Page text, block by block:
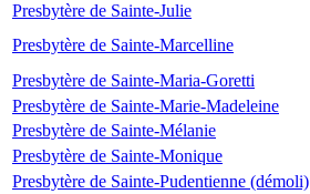
Presbytère de Sainte-Julie
Presbytère de Sainte-Marcelline
Presbytère de Sainte-Maria-Goretti
Presbytère de Sainte-Marie-Madeleine
Presbytère de Sainte-Mélanie
Presbytère de Sainte-Monique
Presbytère de Sainte-Pudentienne (démoli)